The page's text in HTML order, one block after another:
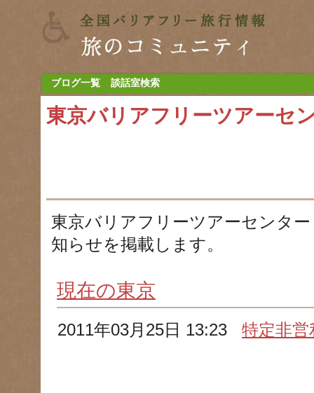
ブログ一覧 談話室検索
東京バリアフリーツアーセ
東京バリアフリーツアーセンタ
知らせを掲載します。
現在の東京
2011年03月25日 13:23特定非